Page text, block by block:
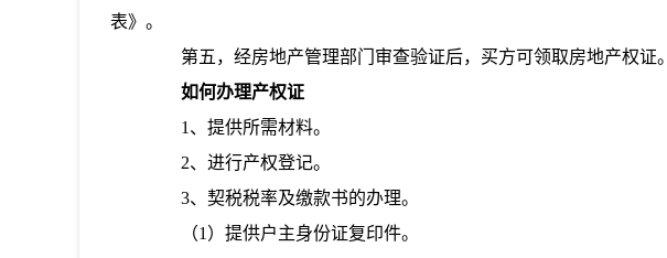
表》。
第五，经房地产管理部门审查验证后，买方可领取房地产权证。
如何办理产权证
1、提供所需材料。
2、进行产权登记。
3、契税税率及缴款书的办理。
（1）提供户主身份证复印件。